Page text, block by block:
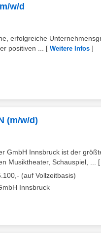
w/d
erfolgreiche
positiven ...
[ Weitere Infos ]
(m/w/d)
GmbH Innsbruck ist der
Musiktheater, Schauspiel, ...
[
(auf Vollzeitbasis)
Innsbruck